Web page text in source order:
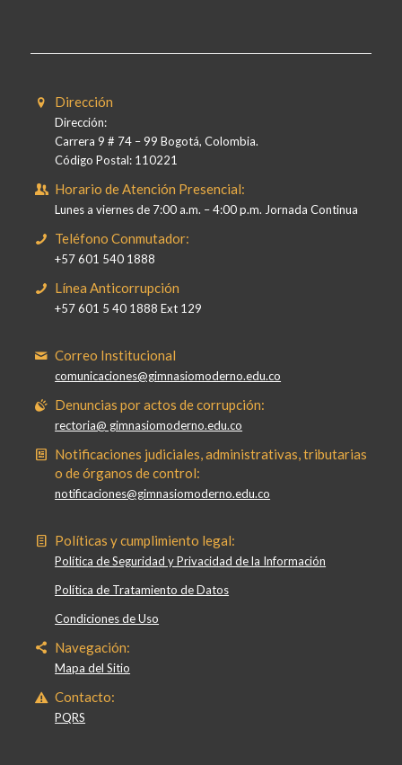
Dirección
Dirección:
Carrera 9 # 74 – 99 Bogotá, Colombia.
Código Postal: 110221
Horario de Atención Presencial:
Lunes a viernes de 7:00 a.m. – 4:00 p.m. Jornada Continua
Teléfono Conmutador:
+57 601 540 1888
Línea Anticorrupción
+57 601 5 40 1888 Ext 129
Correo Institucional
comunicaciones@gimnasiomoderno.edu.co
Denuncias por actos de corrupción:
rectoria@ gimnasiomoderno.edu.co
Notificaciones judiciales, administrativas, tributarias
o de órganos de control:
notificaciones@gimnasiomoderno.edu.co
Políticas y cumplimiento legal:
Política de Seguridad y Privacidad de la Información
Política de Tratamiento de Datos
Condiciones de Uso
Navegación:
Mapa del Sitio
Contacto:
PQRS